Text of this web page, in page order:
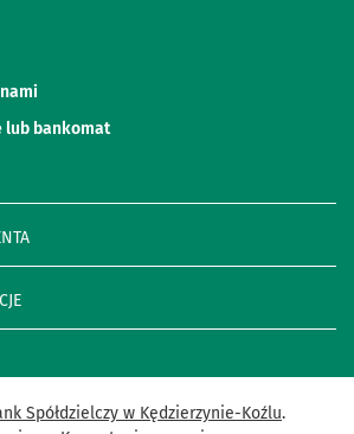
lub bankomat
Spółdzielczy w Kędzierzynie-Koźlu.